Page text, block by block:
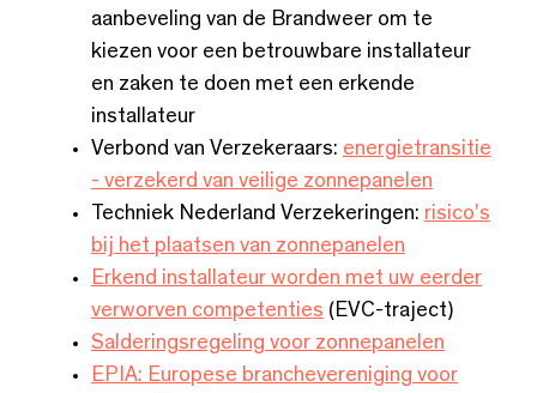
aanbeveling van de Brandweer om te
kiezen voor een betrouwbare installateur
en zaken te doen met een erkende
installateur
Verbond van Verzekeraars: energietransitie
- verzekerd van veilige zonnepanelen
Techniek Nederland Verzekeringen: risico's
bij het plaatsen van zonnepanelen
Erkend installateur worden met uw eerder
verworven competenties (EVC-traject)
Salderingsregeling voor zonnepanelen
EPIA: Europese branchevereniging voor